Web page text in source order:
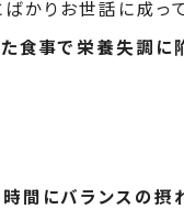
ばかりお世話に成っ
食事で栄養失調に
間にバランスの摂